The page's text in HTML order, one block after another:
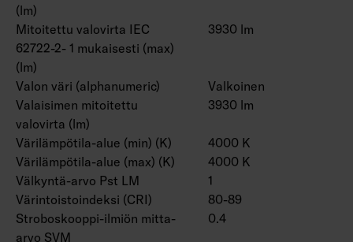
(lm)
Mitoitettu valovirta IEC
62722-2- 1 mukaisesti (max)
(lm)
3930 lm
Valon väri (alphanumeric)
Valkoinen
Valaisimen mitoitettu
valovirta (lm)
3930 lm
Värilämpötila-alue (min) (K)
4000 K
Värilämpötila-alue (max) (K)
4000 K
Välkyntä-arvo Pst LM
1
Värintoistoindeksi (CRI)
80-89
Stroboskooppi-ilmiön mitta-
arvo SVM
0.4